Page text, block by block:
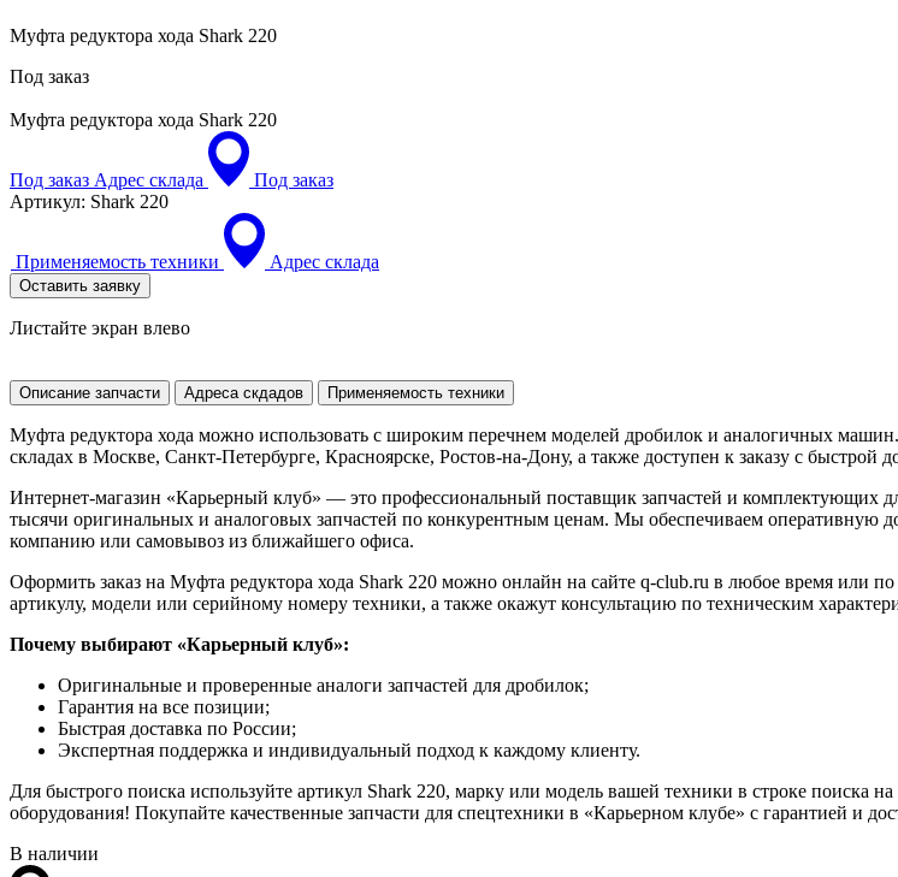
Муфта редуктора хода Shark 220
Под заказ
Муфта редуктора хода Shark 220
Под заказ Адрес склада
Под заказ
Артикул: Shark 220
Применяемость техники Адрес склада
Оставить заявку
Листайте экран влево
Описание запчасти Адреса скдадов Применяемость техники
Муфта редуктора хода можно использовать с широким перечнем моделей дробилок и аналогичных
складах в Москве, Санкт-Петербурге, Красноярске, Ростов-на-Дону, а также доступен к заказу с быстрой
Интернет-магазин «Карьерный клуб» — это профессиональный поставщик запчастей и
тысячи оригинальных и аналоговых запчастей по конкурентным ценам. Мы обеспечиваем оперативную
компанию или самовывоз из ближайшего офиса.
Оформить заказ на Муфта редуктора хода Shark 220 можно онлайн на сайте q-club.ru в любое время или
артикулу, модели или серийному номеру техники, а также окажут консультацию по техническим
Почему выбирают «Карьерный клуб»:
Оригинальные и проверенные аналоги запчастей для дробилок;
Гарантия на все позиции;
Быстрая доставка по России;
Экспертная поддержка и индивидуальный подход к каждому клиенту.
Для быстрого поиска используйте артикул Shark 220, марку или модель вашей техники в строке
оборудования! Покупайте качественные запчасти для спецтехники в «Карьерном клубе» с гарантией и
В наличии